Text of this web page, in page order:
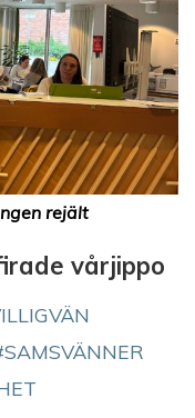
rejält
vårjippo
SAMSVÄNNER